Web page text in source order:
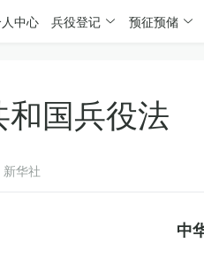
中心 兵役登记 预征预储
国兵役法
华社
中